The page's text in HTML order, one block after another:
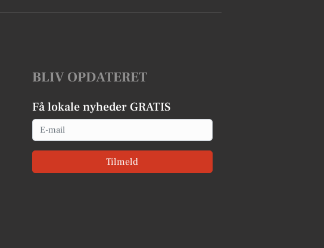
BLIV OPDATERET
Få lokale nyheder GRATIS
Email
Tilmeld